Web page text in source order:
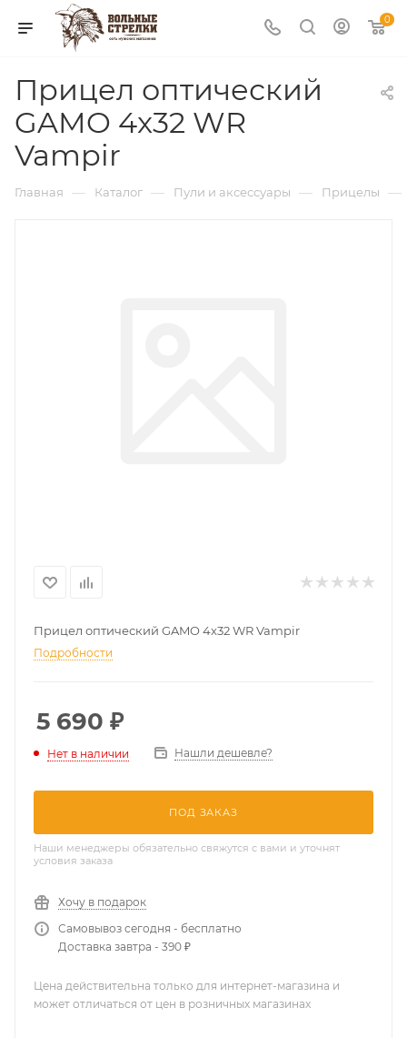
0
Прицел оптический
GAMO 4x32 WR
Vampir
Главная — Каталог — Пули и аксессуары — Прицелы —
Прицел оптический GAMO 4x32 WR Vampir
Подробности
5 690 ₽
Нет в наличии Нашли дешевле?
ПОД ЗАКАЗ
Наши менеджеры обязательно свяжутся с вами и уточнят
условия заказа
Хочу в подарок
Самовывоз сегодня - бесплатно
Доставка завтра - 390 ₽
Цена действительна только для интернет-магазина и
может отличаться от цен в розничных магазинах